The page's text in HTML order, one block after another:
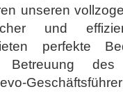
unseren
und
perfekte
des